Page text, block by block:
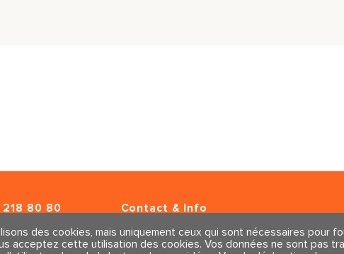
218 80 80
Contact & Info
Mentions légales et politique de
des cookies, mais uniquement ceux qui sont nécessaires pour
acceptez cette utilisation des cookies. Vos données ne sont pas